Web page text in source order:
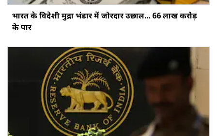
भारत के विदेशी मुद्रा भंडार में जोरदार उछाल... ₹66 लाख करोड़
के पार